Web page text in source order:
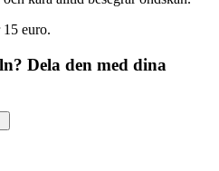
euro.
Dela den med dina